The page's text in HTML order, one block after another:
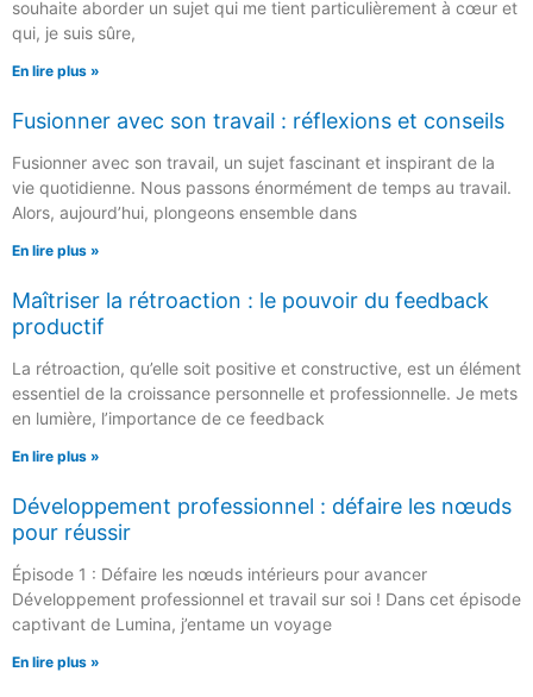
souhaite aborder un sujet qui me tient particulièrement à cœur et
qui, je suis sûre,
En lire plus »
Fusionner avec son travail : réflexions et conseils
Fusionner avec son travail, un sujet fascinant et inspirant de la
vie quotidienne. Nous passons énormément de temps au travail.
Alors, aujourd’hui, plongeons ensemble dans
En lire plus »
Maîtriser la rétroaction : le pouvoir du feedback
productif
La rétroaction, qu’elle soit positive et constructive, est un élément
essentiel de la croissance personnelle et professionnelle. Je mets
en lumière, l’importance de ce feedback
En lire plus »
Développement professionnel : défaire les nœuds
pour réussir
Épisode 1 : Défaire les nœuds intérieurs pour avancer
Développement professionnel et travail sur soi ! Dans cet épisode
captivant de Lumina, j’entame un voyage
En lire plus »